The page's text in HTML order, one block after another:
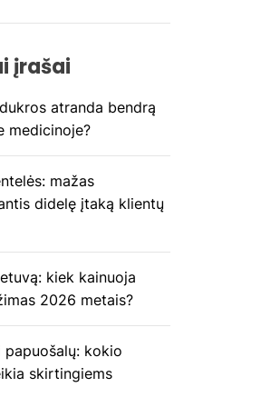
įrašai
atranda bendrą
medicinoje?
mažas
didelę įtaką klientų
kiek kainuoja
2026 metais?
kokio
skirtingiems